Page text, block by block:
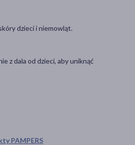
PAMPERS
dzieci i niemowląt.
z dala od dzieci, aby uniknąć